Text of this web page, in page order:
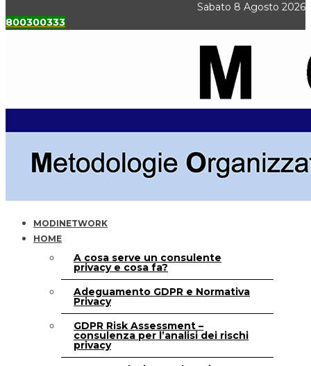
Sabato 8 Agosto 2026
800300333
MODINETWORK
HOME
A cosa serve un consulente
privacy e cosa fa?
Adeguamento GDPR e Normativa
Privacy
GDPR Risk Assessment –
consulenza per l’analisi dei rischi
privacy